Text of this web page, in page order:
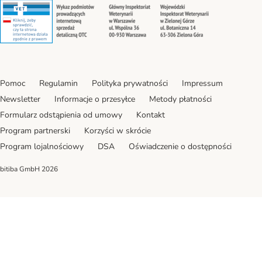
Security Security Security
Pomoc Regulamin Polityka prywatności
Impressum
Newsletter
Informacje o przesyłce
Metody płatności
Formularz odstąpienia od umowy
Kontakt
Program partnerski
Korzyści w skrócie
Program lojalnościowy
DSA Oświadczenie o dostępności
bitiba GmbH 2026